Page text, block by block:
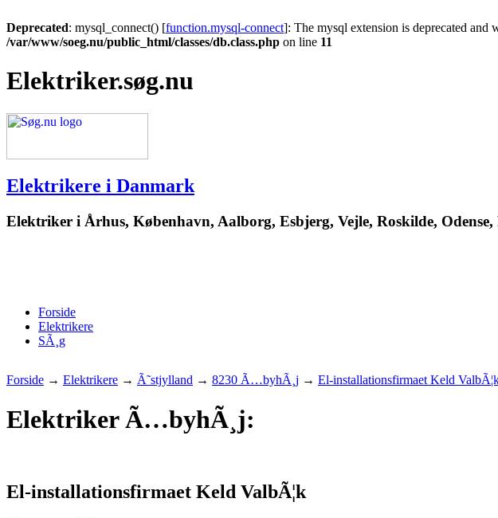
Deprecated: mysql_connect() [function.mysql-connect]: The mysql extension is deprecated
/var/www/soeg.nu/public_html/classes/db.class.php on line 11
Elektriker.søg.nu
Elektrikere i Danmark
Elektriker i Århus, København, Aalborg, Esbjerg, Vejle, Roskilde,
Forside
Elektrikere
SÃ¸g
Forside → Elektrikere → Ã˜stjylland → 8230 Ã…byhÃ¸j → El-installationsfirmaet Keld
Elektriker Ã…byhÃ¸j:
El-installationsfirmaet Keld ValbÃ¦k